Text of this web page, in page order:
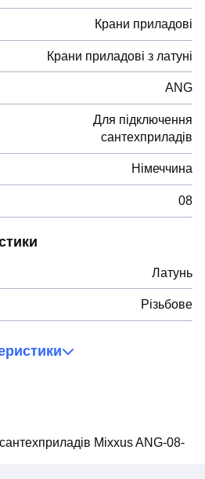
Крани приладові
Крани приладові з латуні
ANG
Для підключення
сантехприладів
Німеччина
08
Латунь
Різьбове
Mixxus ANG-08-